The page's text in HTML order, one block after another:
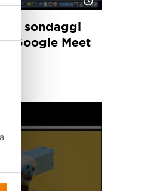
sondaggi
Google Meet